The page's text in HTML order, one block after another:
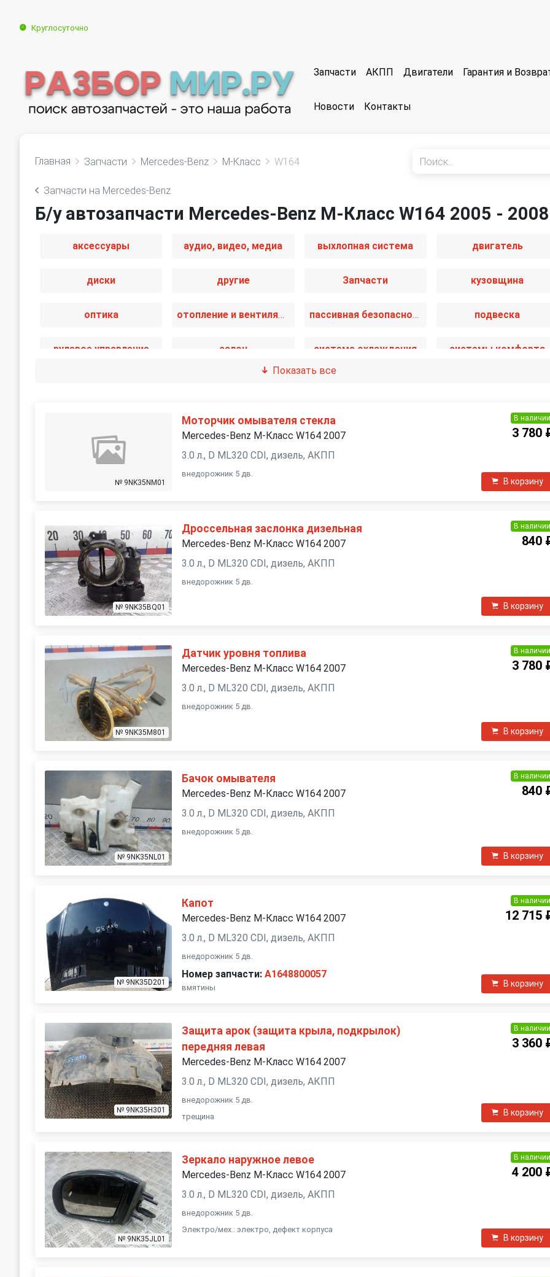
Круглосуточно
Запчасти АКПП Двигатели Гарантия и
Новости Контакты
Главная Запчасти Mercedes-Benz M-Класс W164
Запчасти на Mercedes-Benz
Б/у автозапчасти Mercedes-Benz M-Класс W164 2005 - 2008
аксессуары аудио, видео, медиа выхлопная система двигатель
диски другие Запчасти кузовщина
оптика отопление и вентиляция пассивная безопасность подвеска
рулевое управление салон система охлаждения системы комфорта
электрика
Показать все
№ 9NK35NM01
Моторчик омывателя стекла
Mercedes-Benz M-Класс W164 2007
3.0 л., D ML320 CDI, дизель, АКПП
внедорожник 5 дв.
В наличии
3 780
В корзину
№ 9NK35BQ01
Дроссельная заслонка дизельная
Mercedes-Benz M-Класс W164 2007
3.0 л., D ML320 CDI, дизель, АКПП
внедорожник 5 дв.
В наличии
840
В корзину
№ 9NK35M801
Датчик уровня топлива
Mercedes-Benz M-Класс W164 2007
3.0 л., D ML320 CDI, дизель, АКПП
внедорожник 5 дв.
В наличии
3 780
В корзину
№ 9NK35NL01
Бачок омывателя
Mercedes-Benz M-Класс W164 2007
3.0 л., D ML320 CDI, дизель, АКПП
внедорожник 5 дв.
В наличии
840
В корзину
№ 9NK35D201
Капот
Mercedes-Benz M-Класс W164 2007
3.0 л., D ML320 CDI, дизель, АКПП
внедорожник 5 дв.
Номер запчасти: A1648800057
вмятины
В наличии
12 715
В корзину
№ 9NK35H301
Защита арок (защита крыла, подкрылок)
передняя левая
Mercedes-Benz M-Класс W164 2007
3.0 л., D ML320 CDI, дизель, АКПП
внедорожник 5 дв.
трещина
В наличии
3 360
В корзину
№ 9NK35JL01
Зеркало наружное левое
Mercedes-Benz M-Класс W164 2007
3.0 л., D ML320 CDI, дизель, АКПП
внедорожник 5 дв.
Электро/мех.: электро, дефект корпуса
В наличии
4 200
В корзину